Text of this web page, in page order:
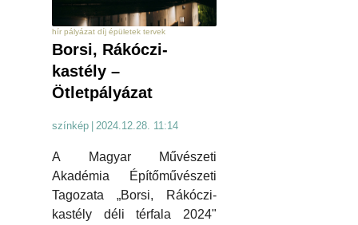
hír pályázat díj épületek tervek
Borsi, Rákóczi-
kastély –
Ötletpályázat
színkép | 2024.12.28. 11:14
A Magyar Művészeti
Akadémia Építőművészeti
Tagozata „Borsi, Rákóczi-
kastély déli térfala 2024"